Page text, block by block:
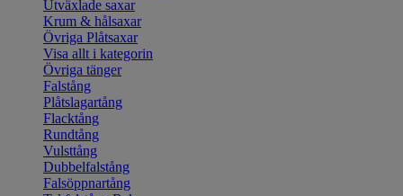
Utväxlade saxar
Krum & hålsaxar
Övriga Plåtsaxar
Visa allt i kategorin
Övriga tänger
Falstång
Plåtslagartång
Flacktång
Rundtång
Vulsttång
Dubbelfalstång
Falsöppnartång